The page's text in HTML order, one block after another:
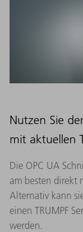
Nutzen Sie
mit aktuellen
Die OPC UA
am besten direkt
Alternativ kann
einen TRUMPF
werden.